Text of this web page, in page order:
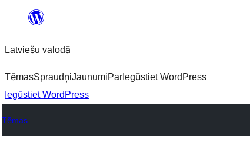
Pāriet
saturu
Latviešu valodā
TēmasSpraudņiJaunumiPar Iegūstiet WordPress
Iegūstiet WordPress
Tēmas